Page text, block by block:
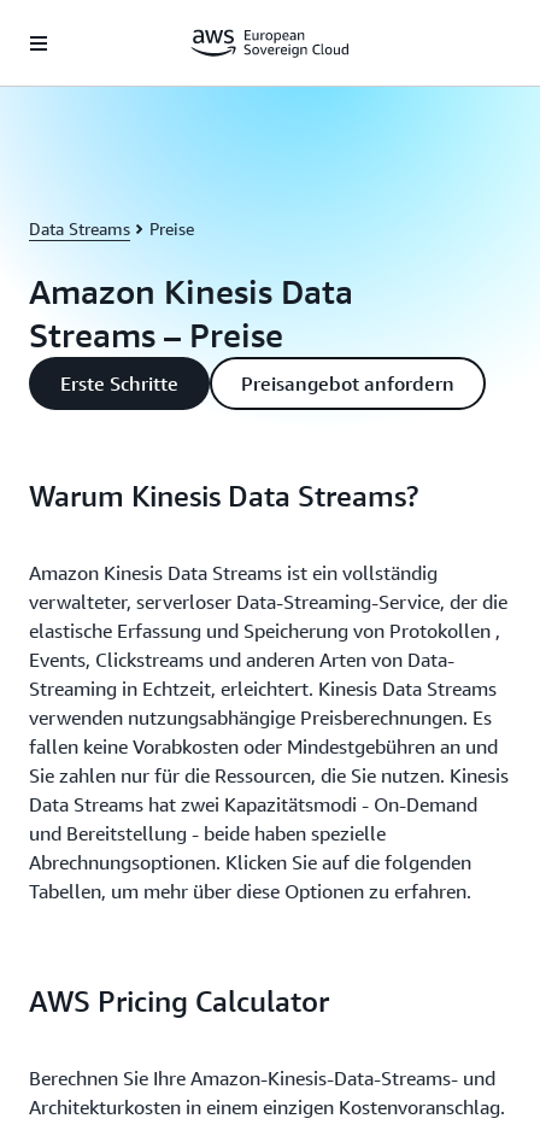
Data Streams Preise
Amazon Kinesis Data
Streams – Preise
Erste Schritte Preisangebot anfordern
Warum Kinesis Data Streams?
Amazon Kinesis Data Streams ist ein vollständig
verwalteter, serverloser Data-Streaming-Service, der die
elastische Erfassung und Speicherung von Protokollen ,
Events, Clickstreams und anderen Arten von Data-
Streaming in Echtzeit, erleichtert. Kinesis Data Streams
verwenden nutzungsabhängige Preisberechnungen. Es
fallen keine Vorabkosten oder Mindestgebühren an und
Sie zahlen nur für die Ressourcen, die Sie nutzen. Kinesis
Data Streams hat zwei Kapazitätsmodi - On-Demand
und Bereitstellung - beide haben spezielle
Abrechnungsoptionen. Klicken Sie auf die folgenden
Tabellen, um mehr über diese Optionen zu erfahren.
AWS Pricing Calculator
Berechnen Sie Ihre Amazon-Kinesis-Data-Streams- und
Architekturkosten in einem einzigen Kostenvoranschlag.